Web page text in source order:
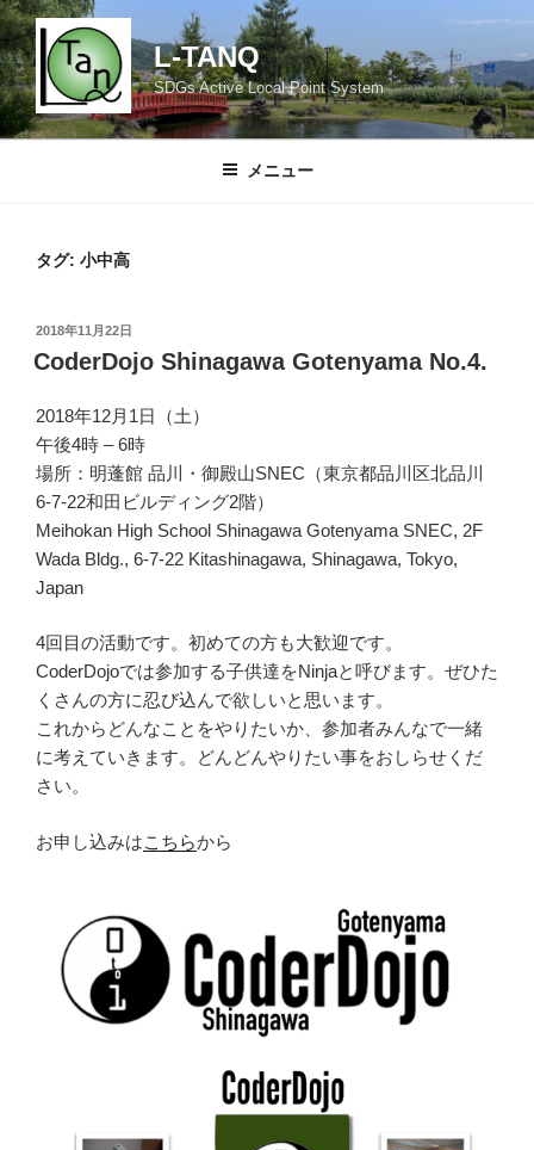
コ
ン
テ
ン
ツ
L-TANQ
SDGs Active Local Point System
メニュー
タグ: 小中高
投
稿
日:
2018年11月22日
CoderDojo Shinagawa Gotenyama No.4.
2018年12月1日（土）
午後4時 – 6時
場所：明蓬館 品川・御殿山SNEC（東京都品川区北品川
6-7-22和田ビルディング2階）
Meihokan High School Shinagawa Gotenyama SNEC, 2F
Wada Bldg., 6-7-22 Kitashinagawa, Shinagawa, Tokyo,
Japan
4回目の活動です。初めての方も大歓迎です。
CoderDojoでは参加する子供達をNinjaと呼びます。ぜひた
くさんの方に忍び込んで欲しいと思います。
これからどんなことをやりたいか、参加者みんなで一緒
に考えていきます。どんどんやりたい事をおしらせくだ
さい。
お申し込みはこちらから